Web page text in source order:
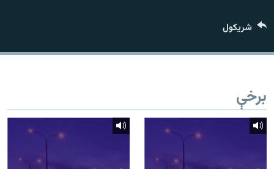
راسره ملګري شئ
د ازادې اروپا/ ازادي راډيو ټولې پاڼې
شريکول
برخې